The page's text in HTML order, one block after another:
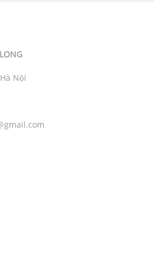
Nội